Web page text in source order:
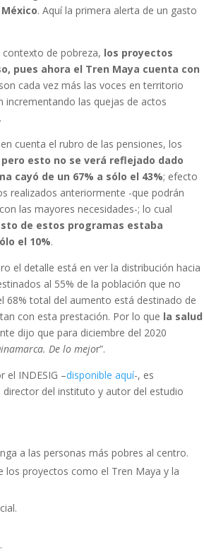
. Aquí la primera alerta de un gasto
de pobreza, los proyectos
pues ahora el Tren Maya cuenta con
cada vez más las voces en territorio
incrementando las quejas de actos
cuenta el rubro de las pensiones, los
esto no se verá reflejado dado
cayó de un 67% a sólo el 43%; efecto
realizados anteriormente -que podrán
las mayores necesidades-; lo cual
de estos programas estaba
el 10%.
el detalle está en ver la distribución hacia
al 55% de la población que no
68% total del aumento está destinado de
con esta prestación. Por lo que la salud
dijo que para diciembre del 2020
De lo mejor”.
el INDESIG –disponible aquí-, es
del instituto y autor del estudio
a las personas más pobres al centro.
los proyectos como el Tren Maya y la